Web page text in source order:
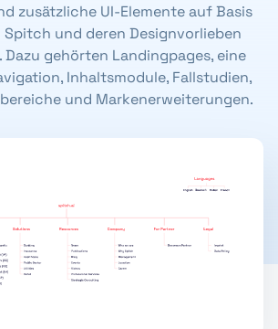
zusätzliche UI-Elemente auf Basis
Spitch und deren Designvorlieben
gehörten Landingpages, eine
Inhaltsmodule, Fallstudien,
und Markenerweiterungen.